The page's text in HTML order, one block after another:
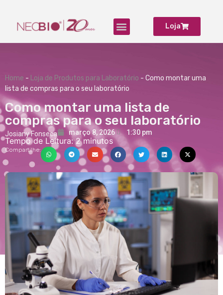
Loja
Home - Loja de Produtos para Laboratório - Como montar uma
lista de compras para o seu laboratório
Como montar uma lista de
compras para o seu laboratório
Josiany Fonseca março 8, 2026 1:30 pm
Tempo de Leitura: 2 minutos
Compartilhe: